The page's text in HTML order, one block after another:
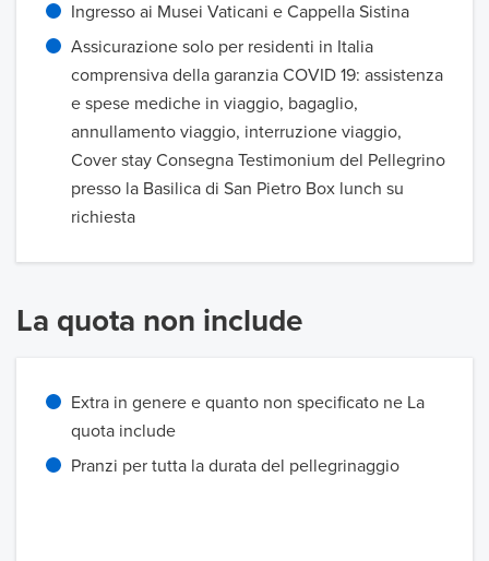
Ingresso ai Musei Vaticani e Cappella Sistina
Assicurazione solo per residenti in Italia
comprensiva della garanzia COVID 19: assistenza
e spese mediche in viaggio, bagaglio,
annullamento viaggio, interruzione viaggio,
Cover stay Consegna Testimonium del Pellegrino
presso la Basilica di San Pietro Box lunch su
richiesta
La quota non include
Extra in genere e quanto non specificato ne La
quota include
Pranzi per tutta la durata del pellegrinaggio